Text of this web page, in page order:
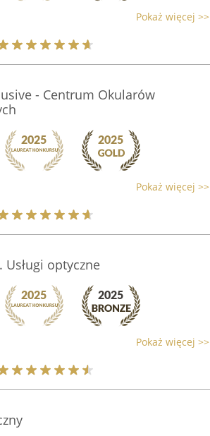
Pokaż więcej >>
- Centrum Okularów
Pokaż więcej >>
Usługi optyczne
Pokaż więcej >>